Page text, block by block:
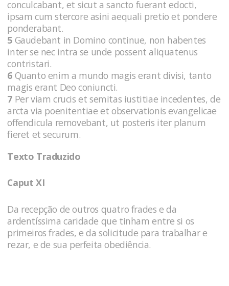
conculcabant, et sicut a sancto fuerant edocti,
ipsam cum stercore asini aequali pretio et pondere
ponderabant.
5 Gaudebant in Domino continue, non habentes
inter se nec intra se unde possent aliquatenus
contristari.
6 Quanto enim a mundo magis erant divisi, tanto
magis erant Deo coniuncti.
7 Per viam crucis et semitas iustitiae incedentes, de
arcta via poenitentiae et observationis evangelicae
offendicula removebant, ut posteris iter planum
fieret et securum.
Texto Traduzido
Caput XI
Da recepção de outros quatro frades e da
ardentíssima caridade que tinham entre si os
primeiros frades, e da solicitude para trabalhar e
rezar, e de sua perfeita obediência.